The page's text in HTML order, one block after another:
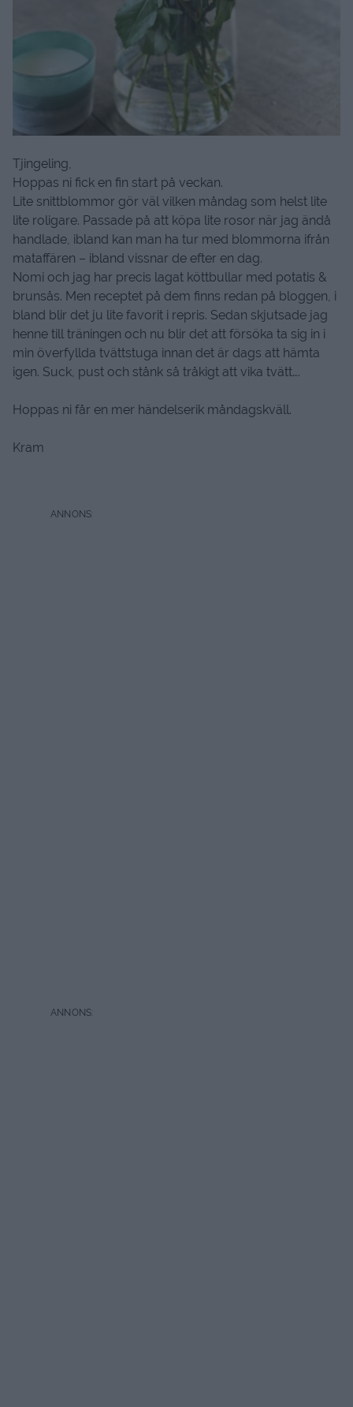
Tjingeling,
Hoppas ni fick en fin start på veckan.
Lite snittblommor gör väl vilken måndag som helst lite
lite roligare. Passade på att köpa lite rosor när jag ändå
handlade, ibland kan man ha tur med blommorna ifrån
mataffären – ibland vissnar de efter en dag.
Nomi och jag har precis lagat köttbullar med potatis &
brunsås. Men receptet på dem finns redan på bloggen, i
bland blir det ju lite favorit i repris. Sedan skjutsade jag
henne till träningen och nu blir det att försöka ta sig in i
min överfyllda tvättstuga innan det är dags att hämta
igen. Suck, pust och stånk så tråkigt att vika tvätt….
Hoppas ni får en mer händelserik måndagskväll.
Kram